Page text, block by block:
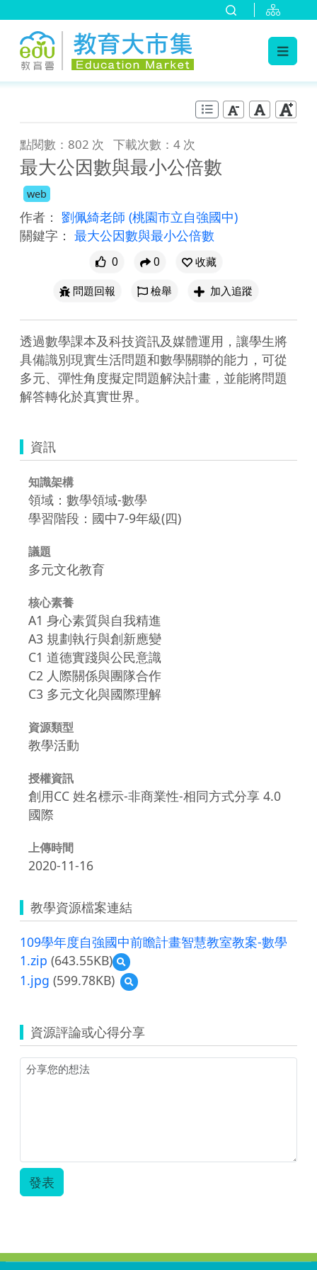
點閱數：802 次 下載次數：4 次
最大公因數與最小公倍數
web
作者： 劉佩綺老師 (桃園市立自強國中)
關鍵字： 最大公因數與最小公倍數
0 0
收藏
問題回報
檢舉 加入追蹤
透過數學課本及科技資訊及媒體運用，讓學生將
具備識別現實生活問題和數學關聯的能力，可從
多元、彈性角度擬定問題解決計畫，並能將問題
解答轉化於真實世界。
資訊
知識架構
領域：數學領域-數學
學習階段：國中7-9年級(四)
議題
多元文化教育
核心素養
A1 身心素質與自我精進
A3 規劃執行與創新應變
C1 道德實踐與公民意識
C2 人際關係與團隊合作
C3 多元文化與國際理解
資源類型
教學活動
授權資訊
創用CC 姓名標示-非商業性-相同方式分享 4.0
國際
上傳時間
2020-11-16
教學資源檔案連結
109學年度自強國中前瞻計畫智慧教室教案-數學
1.zip (643.55KB)
預
覽
109
度
自
強
慧
1.zip
1.jpg (599.78KB)
預
覽
資源評論或心得分享
發表